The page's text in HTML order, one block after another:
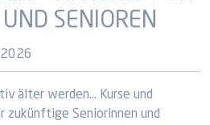
SENIOREN
älter werden... Kurse und
zukünftige Seniorinnen und